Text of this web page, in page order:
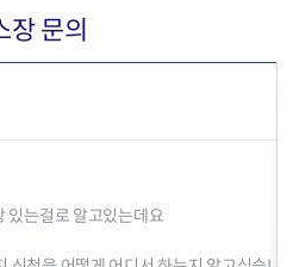
장 문의
있는걸로 알고있는데요